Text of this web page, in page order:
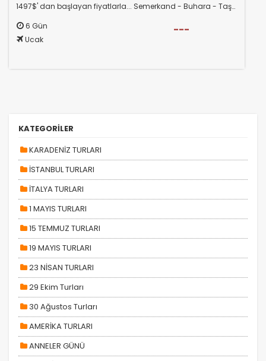
ÇEREZ KULLANIM AYARLARINIZ
Çerez tercihlerinizibelirleyin.
Daha fazla bilgi içinKVKK bilgilendirmemizi,çerez
kullanımvegizlilik koşullarını
Zorunlu Çerezler
1497$' dan başlayan fiyatlarla... Semerkand - Buhara - Taşkent AJet Hava Yolları
6 Gün
Ucak
---
KATEGORİLER
KARADENİZ TURLARI
İSTANBUL TURLARI
İTALYA TURLARI
1 MAYIS TURLARI
15 TEMMUZ TURLARI
19 MAYIS TURLARI
23 NİSAN TURLARI
29 Ekim Turları
30 Ağustos Turları
AMERİKA TURLARI
ANNELER GÜNÜ